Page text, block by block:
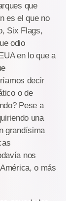
que
es el que no
Six Flags,
odio
en lo que a
decir
o de
Pese a
una
grandísima
nos
o más